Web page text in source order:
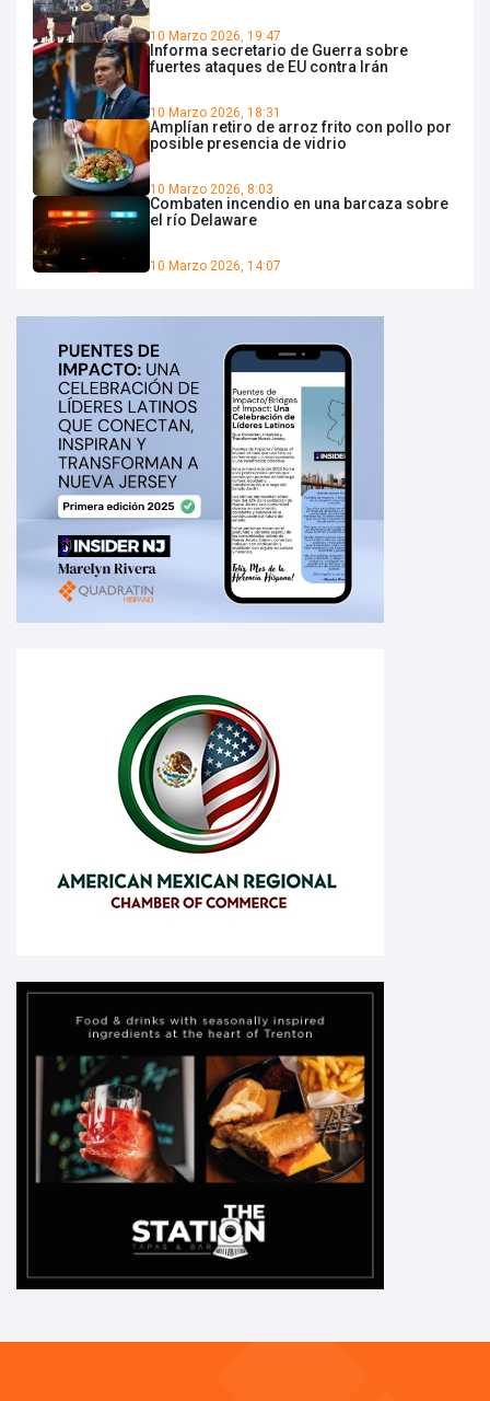
10 Marzo 2026, 19:47
Informa secretario de Guerra sobre
fuertes ataques de EU contra Irán
10 Marzo 2026, 18:31
Amplían retiro de arroz frito con pollo por
posible presencia de vidrio
10 Marzo 2026, 8:03
Combaten incendio en una barcaza sobre
el río Delaware
10 Marzo 2026, 14:07